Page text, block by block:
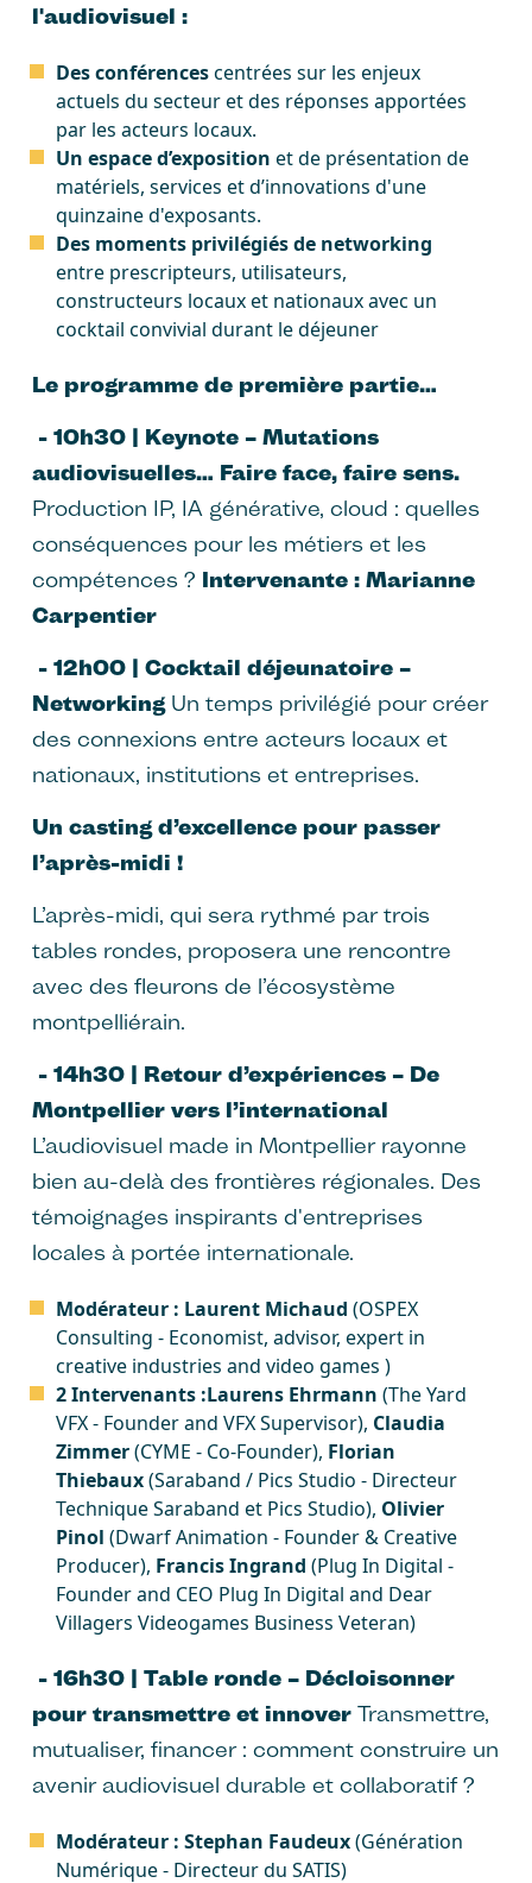
l'audiovisuel :
Des conférencescentrées sur les enjeux
actuels du secteur et des réponses apportées
par les acteurs locaux.
Un espace d’exposition et de présentation de
matériels, services et d’innovations d'une
quinzaine d'exposants.
Des moments privilégiés de networking
entre prescripteurs, utilisateurs,
constructeurs locaux et nationaux avec un
cocktail convivial durant le déjeuner
Le programme de première partie…
- 10h30 | Keynote – Mutations
audiovisuelles… Faire face, faire sens.
Production IP, IA générative, cloud : quelles
conséquences pour les métiers et les
compétences ? Intervenante : Marianne
Carpentier
- 12h00 | Cocktail déjeunatoire –
NetworkingUn temps privilégié pour créer
des connexions entre acteurs locaux et
nationaux, institutions et entreprises.
Un casting d’excellence pour passer
l’après-midi !
L’après-midi, qui sera rythmé par trois
tables rondes, proposera une rencontre
avec des fleurons de l’écosystème
montpelliérain.
- 14h30 | Retour d’expériences – De
Montpellier vers l’international
L’audiovisuel made in Montpellier rayonne
bien au-delà des frontières régionales. Des
témoignages inspirants d'entreprises
locales à portée internationale.
Modérateur : Laurent Michaud (OSPEX
Consulting - Economist, advisor, expert in
creative industries and video games )
2 Intervenants :Laurens Ehrmann (The Yard
VFX - Founder and VFX Supervisor), Claudia
Zimmer(CYME - Co-Founder), Florian
Thiebaux(Saraband / Pics Studio - Directeur
Technique Saraband et Pics Studio), Olivier
Pinol (Dwarf Animation - Founder & Creative
Producer), Francis Ingrand (Plug In Digital -
Founder and CEO Plug In Digital and Dear
Villagers Videogames Business Veteran)
- 16h30 | Table ronde – Décloisonner
pour transmettre et innover Transmettre,
mutualiser, financer : comment construire un
avenir audiovisuel durable et collaboratif ?
Modérateur : Stephan Faudeux(Génération
Numérique - Directeur du SATIS)